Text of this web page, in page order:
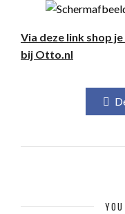
Via deze link shop
bij Otto.nl